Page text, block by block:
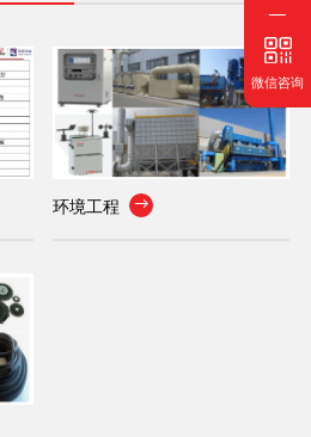
环境工程 
微信咨询